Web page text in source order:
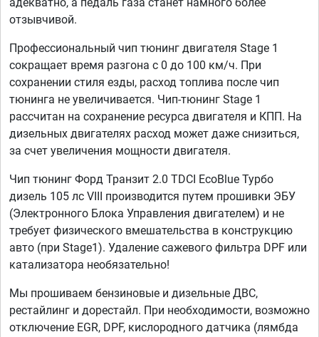
отзывчивой.
Профессиональный чип тюнинг двигателя Stage 1
сокращает время разгона с 0 до 100 км/ч. При
сохранении стиля езды, расход топлива после чип
тюнинга не увеличивается. Чип-тюнинг Stage 1
рассчитан на сохранение ресурса двигателя и КПП. На
дизельных двигателях расход может даже снизиться,
за счет увеличения мощности двигателя.
Чип тюнинг Форд Транзит 2.0 TDCI EcoBlue Турбо
дизель 105 лс VIII производится путем прошивки ЭБУ
(Электронного Блока Управления двигателем) и не
требует физического вмешательства в конструкцию
авто (при Stage1). Удаление сажевого фильтра DPF или
катализатора необязательно!
Мы прошиваем бензиновые и дизельные ДВС,
рестайлинг и дорестайл. При необходимости, возможно
отключение EGR, DPF, кислородного датчика (лямбда